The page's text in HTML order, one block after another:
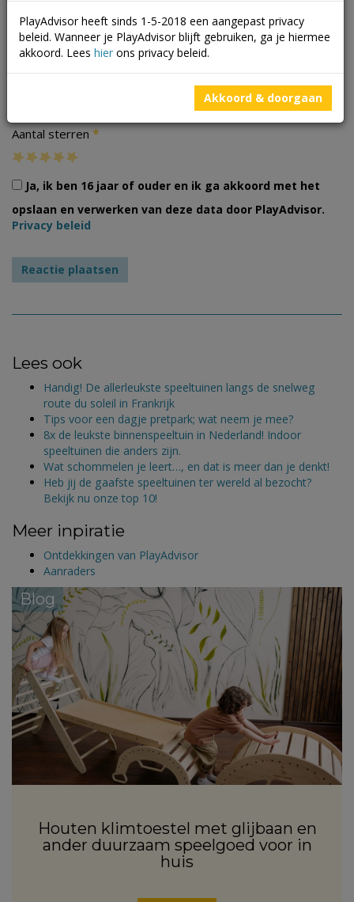
Aantal sterren *
Ja, ik ben 16 jaar of ouder en ik ga akkoord met het
opslaan en verwerken van deze data door PlayAdvisor.
Privacy beleid
Lees ook
Handig! De allerleukste speeltuinen langs de snelweg
route du soleil in Frankrijk
Tips voor een dagje pretpark; wat neem je mee?
8x de leukste binnenspeeltuin in Nederland! Indoor
speeltuinen die anders zijn.
Wat schommelen je leert…, en dat is meer dan je denkt!
Heb jij de gaafste speeltuinen ter wereld al bezocht?
Bekijk nu onze top 10!
Meer inpiratie
Ontdekkingen van PlayAdvisor
Aanraders
Blog
Houten klimtoestel met glijbaan en
ander duurzaam speelgoed voor in
huis
PlayAdvisor heeft sinds 1-5-2018 een aangepast privacy
beleid. Wanneer je PlayAdvisor blijft gebruiken, ga je hiermee
akkoord. Lees hier ons privacy beleid.
Akkoord & doorgaan